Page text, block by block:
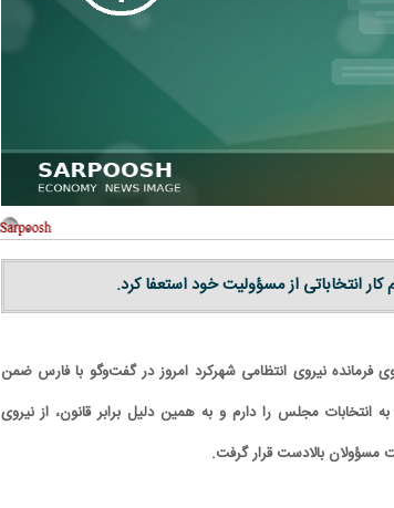
انتخاباتی از مسؤولیت خود استعفا کرد.
فرمانده نیروی انتظامی شهرکرد امروز در گفت‌وگو با فارس ضمن
انتخابات مجلس را دارم و به همین دلیل برابر قانون، از نیروی
مسؤولان بالادست قرار گرفت.